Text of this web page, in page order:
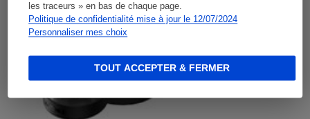
les traceurs » en bas de chaque page.
Politique de confidentialité mise à jour le 12/07/2024
Personnaliser mes choix
TOUT ACCEPTER & FERMER